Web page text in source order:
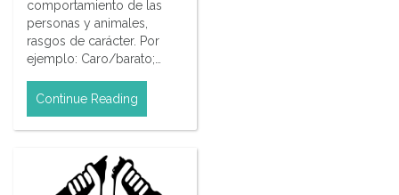
comportamiento de las
personas y animales,
rasgos de carácter. Por
ejemplo: Caro/barato;…
Continue Reading